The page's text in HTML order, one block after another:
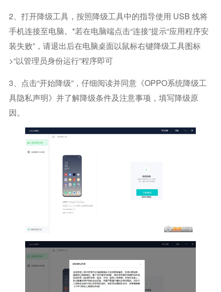
2、打开降级工具，按照降级工具中的指导使用 USB 线将
手机连接至电脑。*若在电脑端点击“连接”提示“应用程序安
装失败”，请退出后在电脑桌面以鼠标右键降级工具图标
>“以管理员身份运行”程序即可
3、点击“开始降级”，仔细阅读并同意《OPPO系统降级工
具隐私声明》并了解降级条件及注意事项，填写降级原
因。